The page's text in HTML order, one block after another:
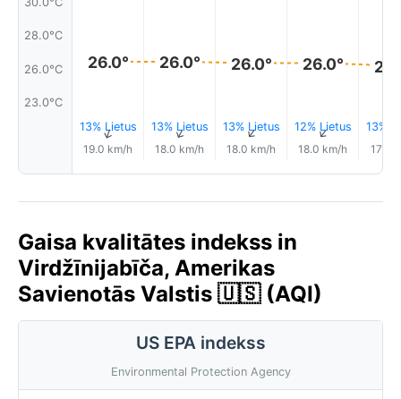
28.0°C
26.0°C
23.0°C
26.0°
13% Lietus
↑
19.0 km/h
26.0°
13% Lietus
↑
18.0 km/h
26.0°
13% Lietus
↑
18.0 km/h
26.0°
12% Lietus
↑
18.0 km/h
13%
17.0
Gaisa kvalitātes indekss in
Virdžīnijabīča, Amerikas
Savienotās Valstis 🇺🇸 (AQI)
US EPA indekss
Environmental Protection Agency